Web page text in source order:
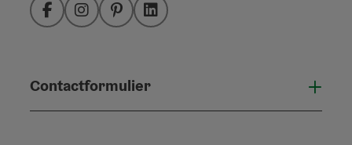
FacebookInstagramPinterestLinkedIn
Contactformulier